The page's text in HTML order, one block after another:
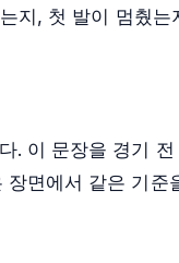
지, 첫 발이 멈췄
. 이 문장을 경기
면에서 같은 기준